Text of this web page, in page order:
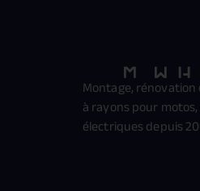
Montage,
à rayons pour
électriques depuis